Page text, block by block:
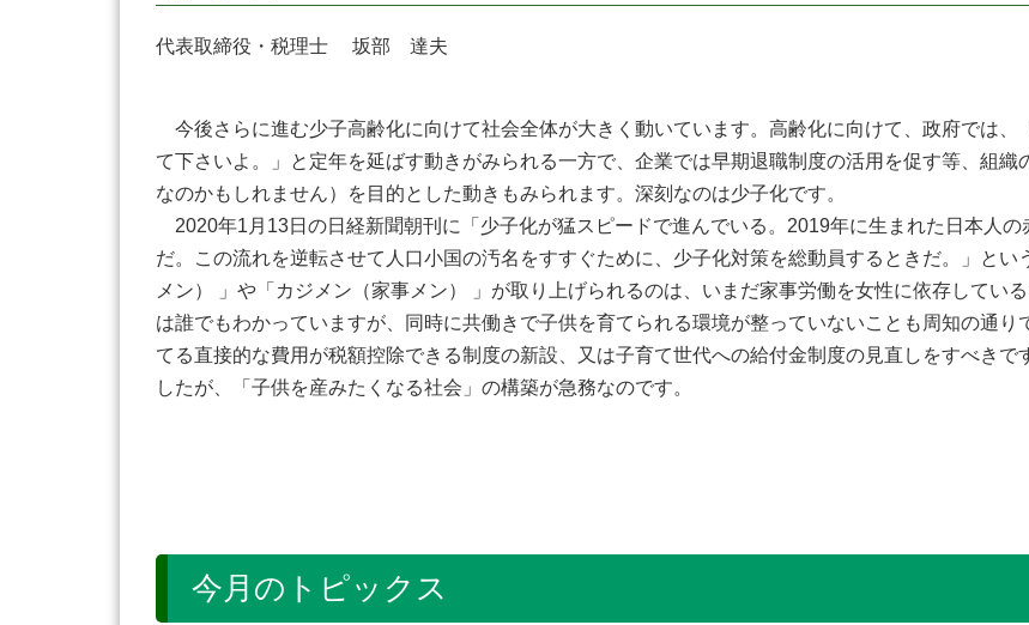
代表取締役・税理士 坂部 達夫
今後さらに進む少子高齢化に向けて社会全体が大きく動いています。高齢化に向けて、政府では、
て下さいよ。」と定年を延ばす動きがみられる一方で、企業では早期退職制度の活用を促す等、組
なのかもしれません）を目的とした動きもみられます。深刻なのは少子化です。
2020年1月13日の日経新聞朝刊に「少子化が猛スピードで進んでいる。2019年に生まれた日本人
だ。この流れを逆転させて人口小国の汚名をすすぐために、少子化対策を総動員するときだ。」と
メン） 」や「カジメン（家事メン） 」が取り上げられるのは、いまだ家事労働を女性に依存してい
は誰でもわかっていますが、同時に共働きで子供を育てられる環境が整っていないことも周知の通
てる直接的な費用が税額控除できる制度の新設、又は子育て世代への給付金制度の見直しをすべき
したが、「子供を産みたくなる社会」の構築が急務なのです。
今月のトピックス